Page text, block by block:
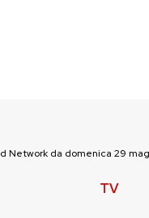
Network da domenica 29
TV